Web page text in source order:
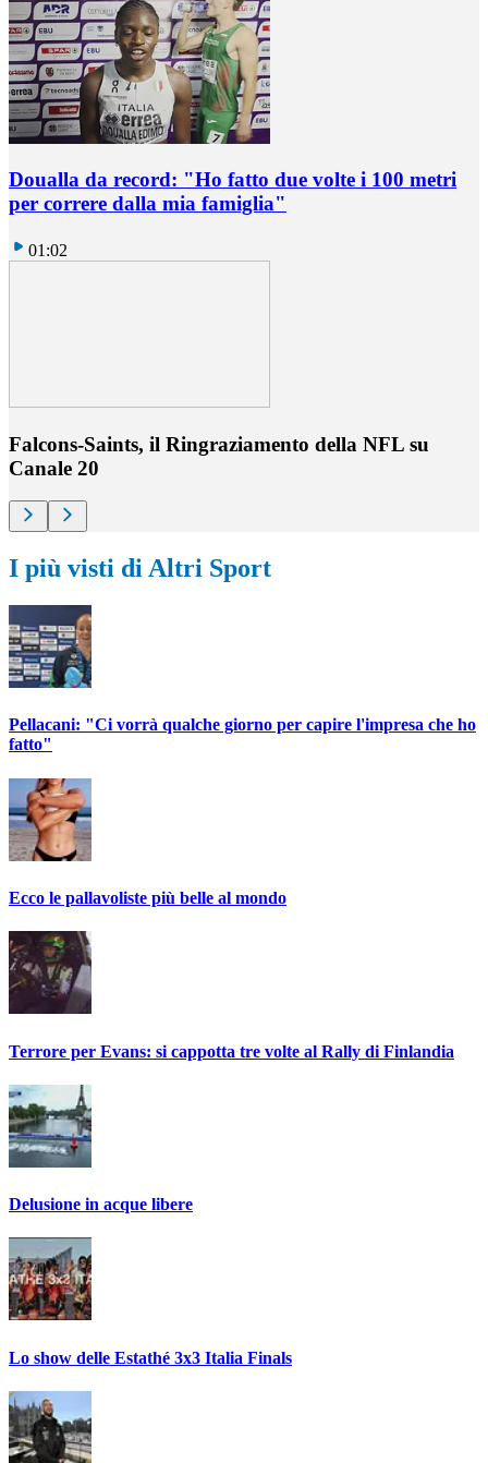
Doualla da record: "Ho fatto due volte i 100 metri
per correre dalla mia famiglia"
01:02
Falcons-Saints, il Ringraziamento della NFL su
Canale 20
I più visti di Altri Sport
Pellacani: "Ci vorrà qualche giorno per capire l'impresa che ho
fatto"
Ecco le pallavoliste più belle al mondo
Terrore per Evans: si cappotta tre volte al Rally di Finlandia
Delusione in acque libere
Lo show delle Estathé 3x3 Italia Finals